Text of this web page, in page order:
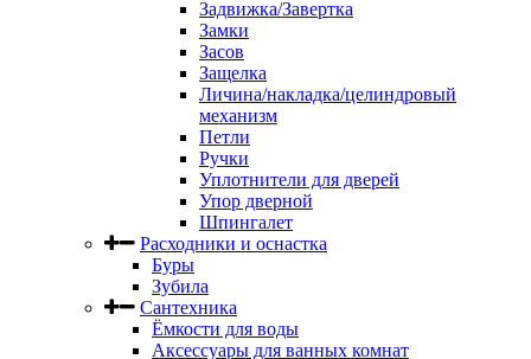
Задвижка/Завертка
Замки
Засов
Защелка
Личина/накладка/целиндровый
механизм
Петли
Ручки
Уплотнители для дверей
Упор дверной
Шпингалет
Расходники и оснастка
Буры
Зубила
Сантехника
Ёмкости для воды
Аксессуары для ванных комнат